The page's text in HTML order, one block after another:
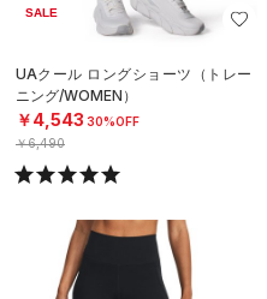
SALE
UAクール ロングショーツ（トレー
ニング/WOMEN）
￥4,543 30%OFF
￥6,490